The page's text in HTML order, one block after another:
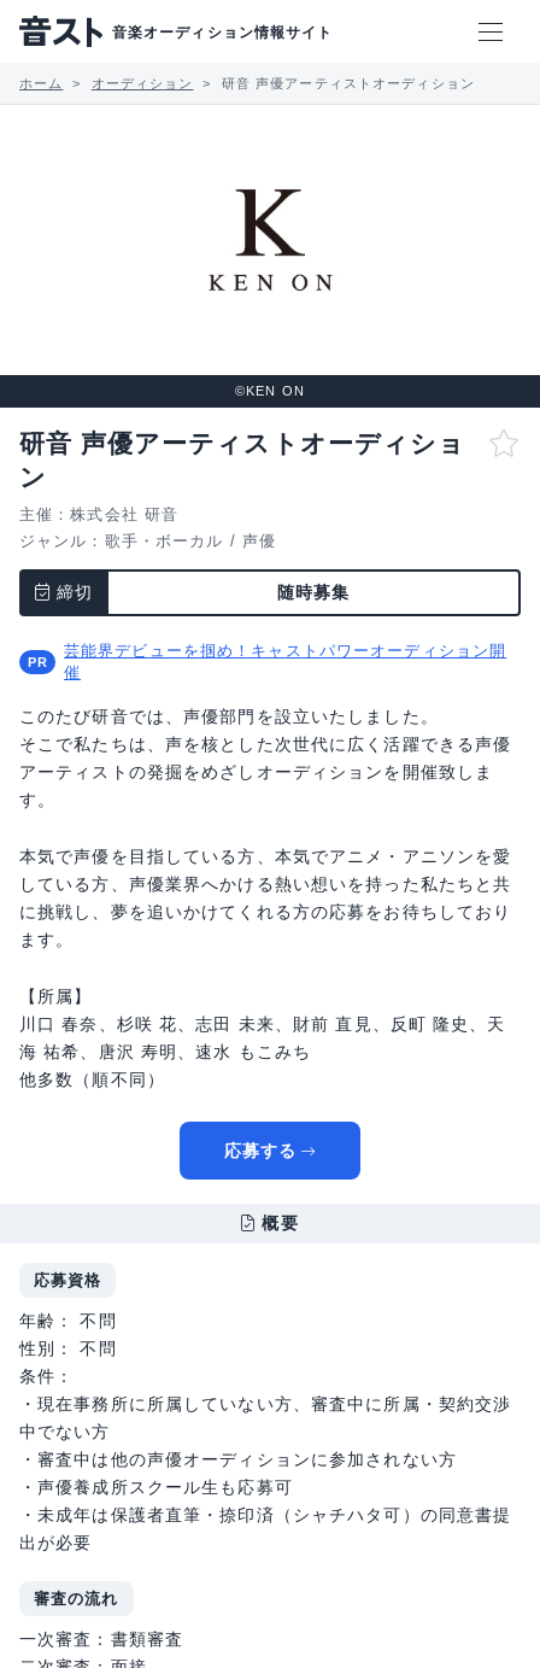
音楽オーディション情報サイト
ホーム オーディション 研音 声優アーティストオーディション
©KEN ON
研音 声優アーティストオーディショ
ン
主催：株式会社 研音
ジャンル： 歌手・ボーカル / 声優
締切 随時募集
芸能界デビューを掴め！キャストパワーオーディション開
催
このたび研音では、声優部門を設立いたしました。
そこで私たちは、声を核とした次世代に広く活躍できる声優
アーティストの発掘をめざしオーディションを開催致しま
す。
本気で声優を目指している方、本気でアニメ・アニソンを愛
している方、声優業界へかける熱い想いを持った私たちと共
に挑戦し、夢を追いかけてくれる方の応募をお待ちしており
ます。
【所属】
川口 春奈、杉咲 花、志田 未来、財前 直見、反町 隆史、天
海 祐希、唐沢 寿明、速水 もこみち
他多数（順不同）
応募する
概要
応募資格
年齢： 不問
性別： 不問
条件：
・現在事務所に所属していない方、審査中に所属・契約交渉
中でない方
・審査中は他の声優オーディションに参加されない方
・声優養成所スクール生も応募可
・未成年は保護者直筆・捺印済（シャチハタ可）の同意書提
出が必要
審査の流れ
一次審査：書類審査